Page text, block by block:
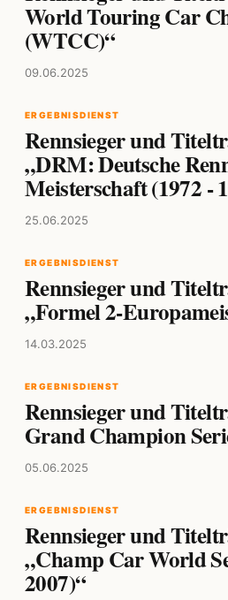
World Touring Car
(WTCC)“
09.06.2025
ERGEBNISDIENST
Rennsieger und
„DRM: Deutsche
Meisterschaft (1972 -
25.06.2025
ERGEBNISDIENST
Rennsieger und
„Formel 2-
14.03.2025
ERGEBNISDIENST
Rennsieger und
Grand Champion
05.06.2025
ERGEBNISDIENST
Rennsieger und
„Champ Car World
2007)“